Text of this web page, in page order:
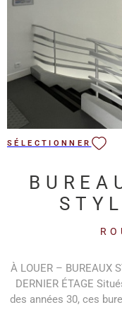
SÉLECTIONNER
À LOUER – BUREAUX
DERNIER ÉTAGE
des années 30, ces